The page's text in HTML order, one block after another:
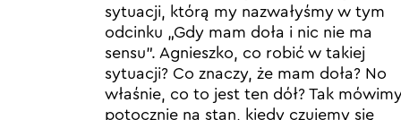
sytuacji, którą my nazwałyśmy w tym
odcinku „Gdy mam doła i nic nie ma
sensu”. Agnieszko, co robić w takiej
sytuacji? Co znaczy, że mam doła? No
właśnie, co to jest ten dół? Tak
potocznie na stan, kiedy czujemy się